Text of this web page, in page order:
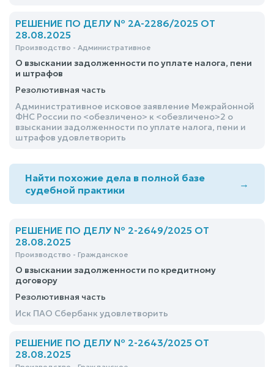
РЕШЕНИЕ ПО ДЕЛУ № 2А-2286/2025 ОТ
28.08.2025
Производство - Административное
О взыскании задолженности по уплате налога, пени
и штрафов
Резолютивная часть
Административное исковое заявление Межрайонной
ФНС России по <обезличено> к <обезличено>2 о
взыскании задолженности по уплате налога, пени и
штрафов удовлетворить
Найти похожие дела в полной базе
судебной практики
→
РЕШЕНИЕ ПО ДЕЛУ № 2-2649/2025 ОТ
28.08.2025
Производство - Гражданское
О взыскании задолженности по кредитному
договору
Резолютивная часть
Иск ПАО Сбербанк удовлетворить
РЕШЕНИЕ ПО ДЕЛУ № 2-2643/2025 ОТ
28.08.2025